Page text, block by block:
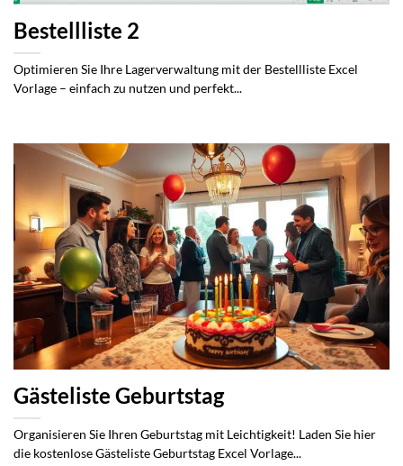
Bestellliste 2
Optimieren Sie Ihre Lagerverwaltung mit der Bestellliste Excel
Vorlage – einfach zu nutzen und perfekt...
Gästeliste Geburtstag
Organisieren Sie Ihren Geburtstag mit Leichtigkeit! Laden Sie hier
die kostenlose Gästeliste Geburtstag Excel Vorlage...